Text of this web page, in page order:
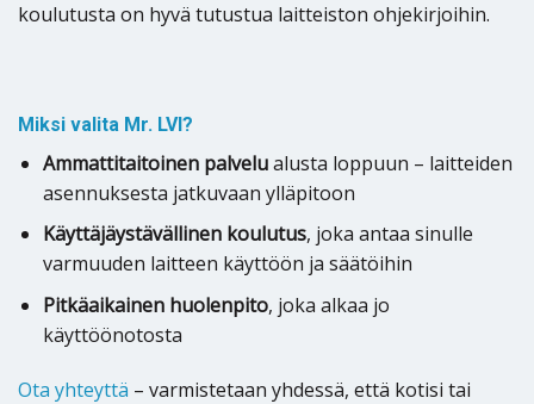
koulutusta on hyvä tutustua laitteiston ohjekirjoihin.
Miksi valita Mr. LVI?
Ammattitaitoinen palvelualusta loppuun – laitteiden
asennuksesta jatkuvaan ylläpitoon
Käyttäjäystävällinen koulutus, joka antaa sinulle
varmuuden laitteen käyttöön ja säätöihin
Pitkäaikainen huolenpito, joka alkaa jo
käyttöönotosta
Ota yhteyttä – varmistetaan yhdessä, että kotisi tai